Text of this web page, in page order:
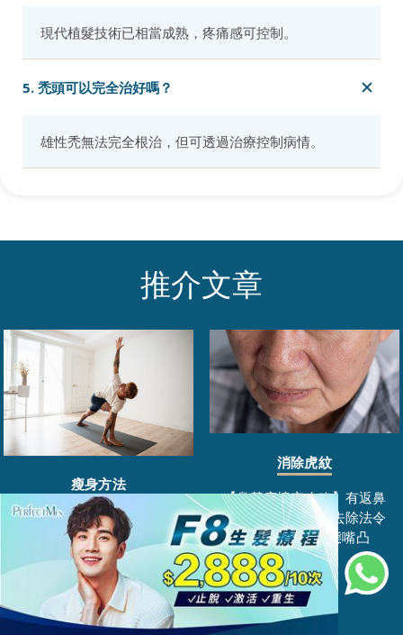
現代植髮技術已相當成熟，疼痛感可控制。
5. 禿頭可以完全治好嗎？
雄性禿無法完全根治，但可透過治療控制病情。
推介文章
瘦身方法
普拉提是什麼？跟瑜伽有甚麼
分別？一文看清普拉提6大好
處、跟瑜伽3大分別！在家必練
的8大皮拉提斯入門動作！
消除虎紋
【鼻基底填充攻略】有返鼻
樑！提升蘋果肌、去除法令
紋，6招逆轉老態嘴凸